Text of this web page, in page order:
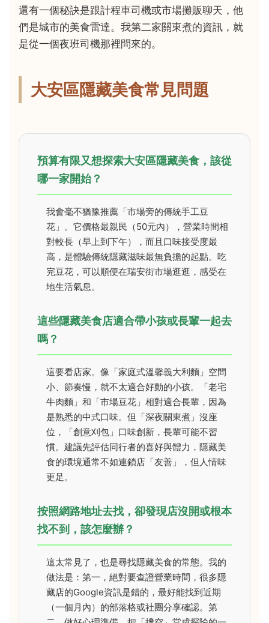
還有一個秘訣是跟計程車司機或市場攤販聊天，他
們是城市的美食雷達。我第二家關東煮的資訊，就
是從一個夜班司機那裡問來的。
大安區隱藏美食常見問題
預算有限又想探索大安區隱藏美食，該從
哪一家開始？
我會毫不猶豫推薦「市場旁的傳統手工豆
花」。它價格最親民（50元內），營業時間相
對較長（早上到下午），而且口味接受度最
高，是體驗傳統隱藏滋味最無負擔的起點。吃
完豆花，可以順便在瑞安街市場逛逛，感受在
地生活氣息。
這些隱藏美食店適合帶小孩或長輩一起去
嗎？
這要看店家。像「家庭式溫馨義大利麵」空間
小、節奏慢，就不太適合好動的小孩。「老宅
牛肉麵」和「市場豆花」相對適合長輩，因為
是熟悉的中式口味。但「深夜關東煮」沒座
位，「創意刈包」口味創新，長輩可能不習
慣。建議先評估同行者的喜好與體力，隱藏美
食的環境通常不如連鎖店「友善」，但人情味
更足。
按照網路地址去找，卻發現店沒開或根本
找不到，該怎麼辦？
這太常見了，也是尋找隱藏美食的常態。我的
做法是：第一，絕對要查證營業時間，很多隱
藏店的Google資訊是錯的，最好能找到近期
（一個月內）的部落格或社團分享確認。第